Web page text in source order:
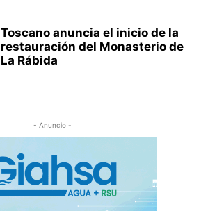
Toscano anuncia el inicio de la
restauración del Monasterio de
La Rábida
- Anuncio -